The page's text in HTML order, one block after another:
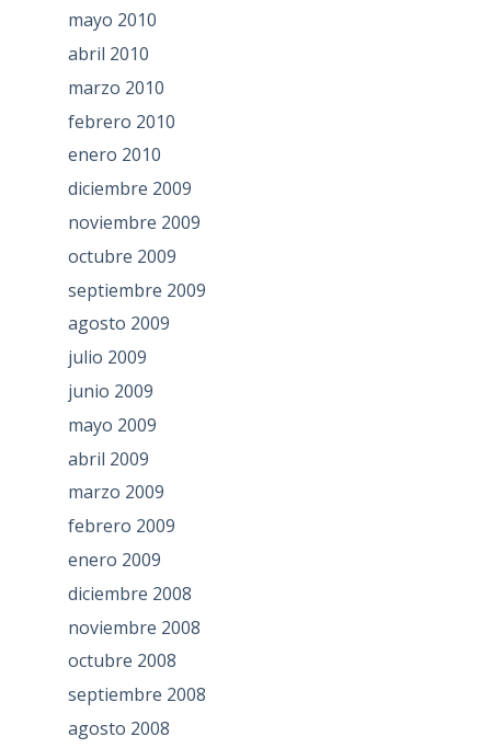
mayo 2010
abril 2010
marzo 2010
febrero 2010
enero 2010
diciembre 2009
noviembre 2009
octubre 2009
septiembre 2009
agosto 2009
julio 2009
junio 2009
mayo 2009
abril 2009
marzo 2009
febrero 2009
enero 2009
diciembre 2008
noviembre 2008
octubre 2008
septiembre 2008
agosto 2008